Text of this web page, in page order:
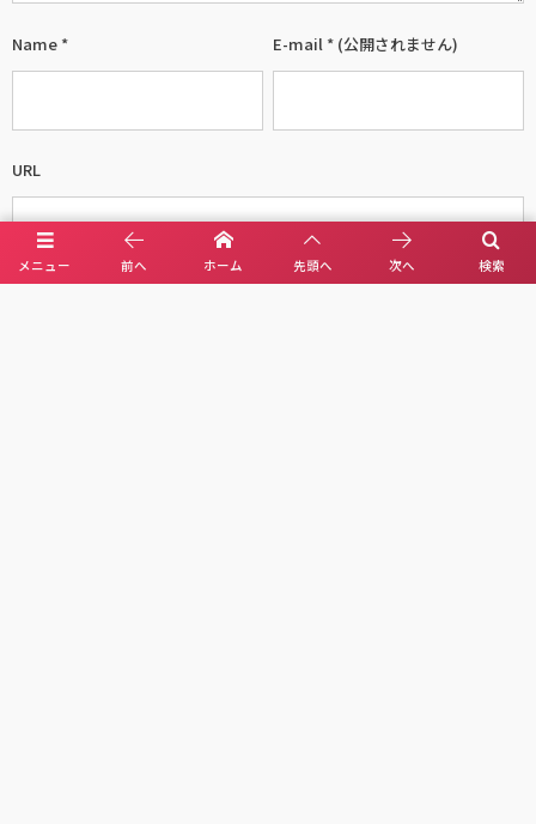
Name * E-mail * (公開されません)
URL
メニュー 検索
前へ ホーム 先頭へ 次へ